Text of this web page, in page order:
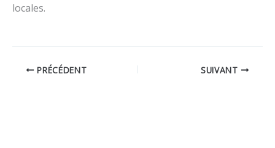
locales.
PRÉCÉDENT SUIVANT